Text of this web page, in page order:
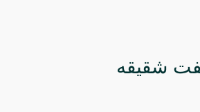
شقیقه